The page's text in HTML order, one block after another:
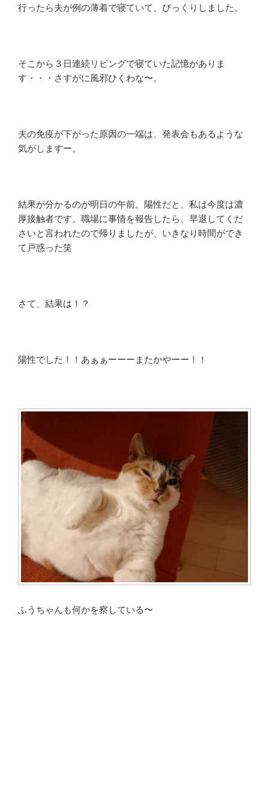
行ったら夫が例の薄着で寝ていて、びっくりしました。
そこから３日連続リビングで寝ていた記憶がありま
す・・・さすがに風邪ひくわな〜。
夫の免疫が下がった原因の一端は、発表会もあるような
気がしますー。
結果が分かるのが明日の午前。陽性だと、私は今度は濃
厚接触者です。職場に事情を報告したら、早退してくだ
さいと言われたので帰りましたが、いきなり時間ができ
て戸惑った笑
さて、結果は！？
陽性でした！！あぁぁーーーまたかやーー！！
ふうちゃんも何かを察している〜